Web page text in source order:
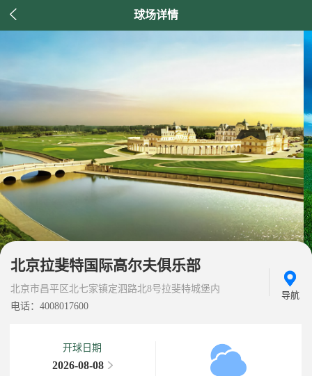
 球场详情
北京拉斐特国际高尔夫俱乐部
北京市昌平区北七家镇定泗路北8号拉斐特城堡内
电话：4008017600
导航
开球日期
2026-08-08